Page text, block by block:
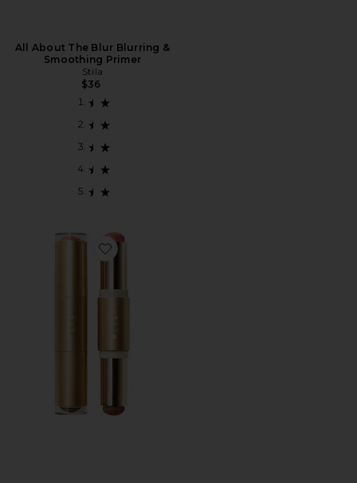
All About The Blur Blurring &
Smoothing Primer
Stila
$36
Favorite DÚO DE MEJILLAS HIDRO-DESENFOQUE